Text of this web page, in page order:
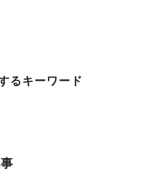
るキーワード